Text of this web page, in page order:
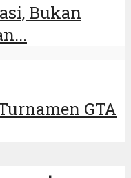
Bukan
GTA